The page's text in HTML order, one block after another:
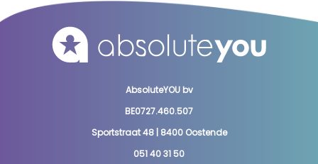
AbsoluteYOU bv
BE0727.460.507
Sportstraat 48 | 8400 Oostende
051 40 31 50